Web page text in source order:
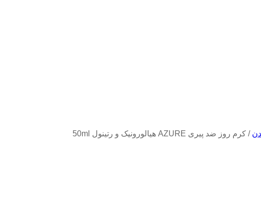
/ کرم روز ضد پیری AZURE هیالورونیک و رتینول 50ml